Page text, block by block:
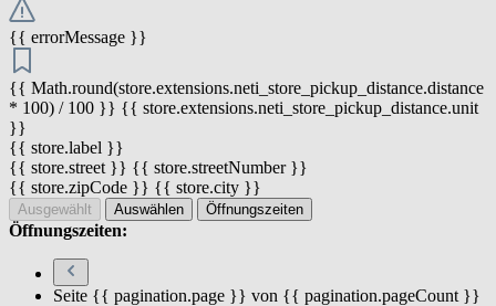
{{ errorMessage }}
{{ Math.round(store.extensions.neti_store_pickup_distance.distance
* 100) / 100 }} {{ store.extensions.neti_store_pickup_distance.unit
}}
{{ store.label }}
{{ store.street }} {{ store.streetNumber }}
{{ store.zipCode }} {{ store.city }}
Ausgewählt Auswählen Öffnungszeiten
Öffnungszeiten:
Seite {{ pagination.page }} von {{ pagination.pageCount }}